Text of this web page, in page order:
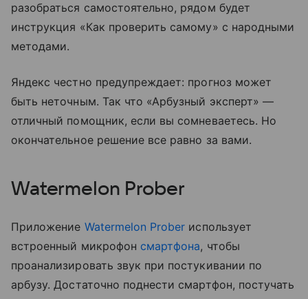
разобраться самостоятельно, рядом будет
инструкция «Как проверить самому» с народными
методами.
Яндекс честно предупреждает: прогноз может
быть неточным. Так что «Арбузный эксперт» —
отличный помощник, если вы сомневаетесь. Но
окончательное решение все равно за вами.
Watermelon Prober
Приложение Watermelon Prober использует
встроенный микрофон смартфона, чтобы
проанализировать звук при постукивании по
арбузу. Достаточно поднести смартфон, постучать